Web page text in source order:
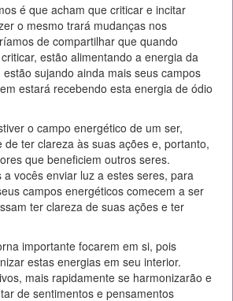
é que acham que criticar e incitar
o mesmo trará mudanças nos
de compartilhar que quando
estão alimentando a energia da
sujando ainda mais seus campos
estará recebendo esta energia de ódio
o campo energético de um ser,
de ter clareza às suas ações e, portanto,
que beneficiem outros seres.
vocês enviar luz a estes seres, para
campos energéticos comecem a ser
ter clareza de suas ações e ter
importante focarem em si, pois
estas energias em seu interior.
mais rapidamente se harmonizarão e
de sentimentos e pensamentos